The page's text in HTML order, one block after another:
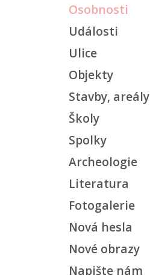
Osobnosti
Události
Ulice
Objekty
Stavby, areály
Školy
Spolky
Archeologie
Literatura
Fotogalerie
Nová hesla
Nové obrazy
Napište nám